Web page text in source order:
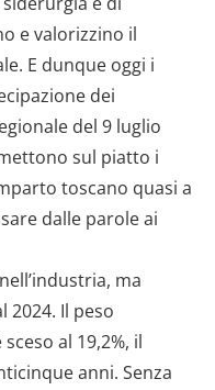
e valorizzino il
E dunque oggi i
dei
del 9 luglio
sul piatto i
toscano quasi a
dalle parole ai
ma
2024. Il peso
al 19,2%, il
anni. Senza